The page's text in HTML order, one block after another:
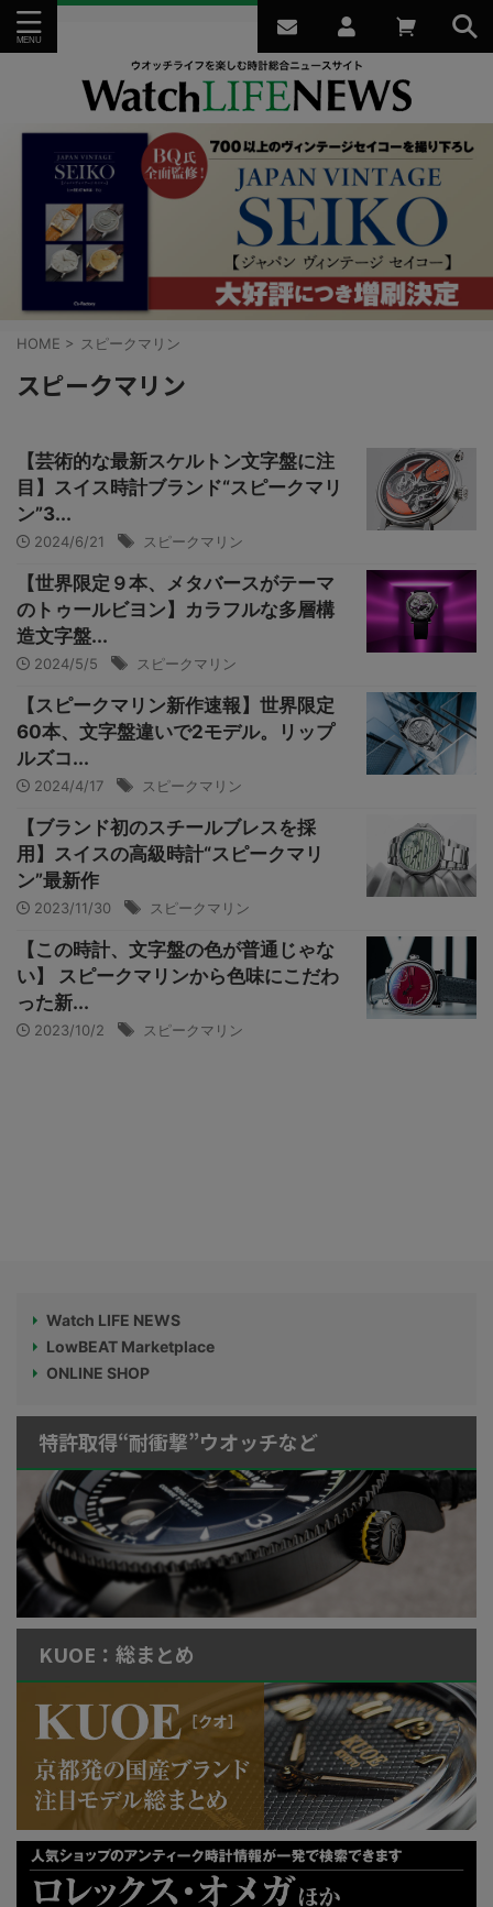
HOME > スピークマリン
スピークマリン
【芸術的な最新スケルトン文字盤に注
目】スイス時計ブランド“スピークマリ
ン”3...
2024/6/21 スピークマリン
【世界限定９本、メタバースがテーマ
のトゥールビヨン】カラフルな多層構
造文字盤...
2024/5/5 スピークマリン
【スピークマリン新作速報】世界限定
60本、文字盤違いで2モデル。リップ
ルズコ...
2024/4/17 スピークマリン
【ブランド初のスチールブレスを採
用】スイスの高級時計“スピークマリ
ン”最新作
2023/11/30 スピークマリン
【この時計、文字盤の色が普通じゃな
い】 スピークマリンから色味にこだわ
った新...
2023/10/2 スピークマリン
Watch LIFE NEWS
LowBEAT Marketplace
ONLINE SHOP
特許取得“耐衝撃”ウオッチなど
KUOE：総まとめ